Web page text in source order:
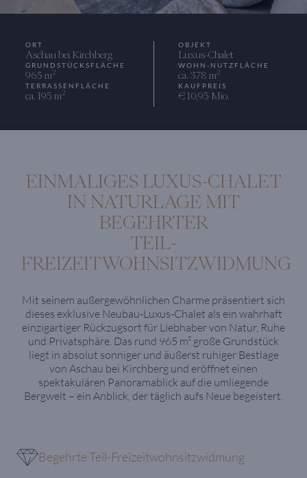
ORT
Aschau bei Kirchberg
OBJEKT
Luxus-Chalet
GRUNDSTÜCKSFLÄCHE
965 m 2
WOHN-NUTZFLÄCHE
ca. 378 m 2
TERRASSENFLÄCHE
ca. 195 m 2
KAUFPREIS
€ 10,95 Mio.
EINMALIGES LUXUS-CHALET
IN NATURLAGE MIT
BEGEHRTER
TEIL-
FREIZEITWOHNSITZWIDMUNG
Mit seinem außergewöhnlichen Charme präsentiert sich
dieses exklusive Neubau-Luxus-Chalet als ein wahrhaft
einzigartiger Rückzugsort für Liebhaber von Natur, Ruhe
und Privatsphäre. Das rund 965 m² große Grundstück
liegt in absolut sonniger und äußerst ruhiger Bestlage
von Aschau bei Kirchberg und eröffnet einen
spektakulären Panoramablick auf die umliegende
Bergwelt – ein Anblick, der täglich aufs Neue begeistert.
Begehrte Teil-Freizeitwohnsitzwidmung